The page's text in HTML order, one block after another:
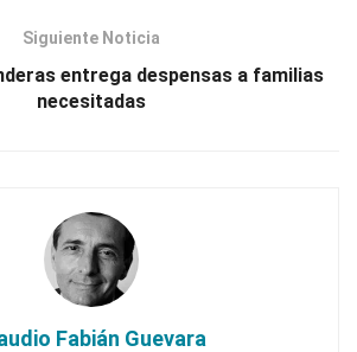
Siguiente Noticia
entrega despensas a familias
necesitadas
Fabián Guevara